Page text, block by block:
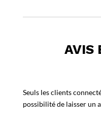
AVIS
Seuls les clients
possibilité de laisser un